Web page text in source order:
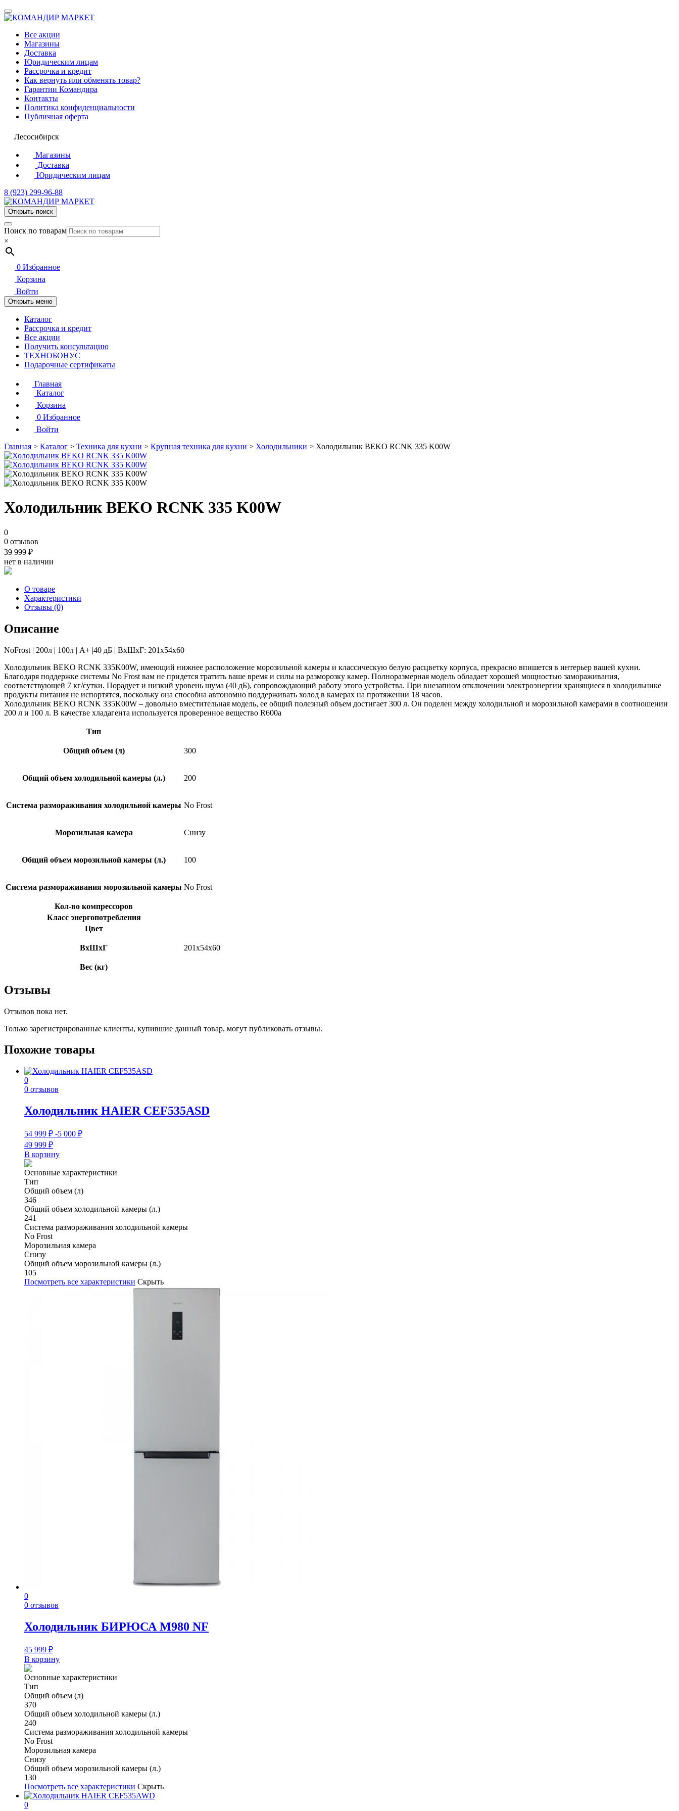
Все акции
Магазины
Доставка
Юридическим лицам
Рассрочка и кредит
Как вернуть или обменять товар?
Гарантии Командира
Контакты
Политика конфиденциальности
Публичная оферта
Лесосибирск
Магазины
Доставка
Юридическим лицам
8 (923) 299-96-88
Открыть поиск
Поиск по товарам
×
0 Избранное
Корзина
Войти
Открыть меню
Каталог
Рассрочка и кредит
Все акции
Получить консультацию
ТЕХНОБОНУС
Подарочные сертификаты
Главная
Каталог
Корзина
0 Избранное
Войти
Главная > Каталог > Техника для кухни > Крупная техника для кухни > Холодильники > Холодильник BEKO RCNK 335 K00W
Холодильник BEKO RCNK 335 K00W
0
0 отзывов
39 999 ₽
нет в наличии
О товаре
Характеристики
Отзывы (0)
Описание
NoFrost | 200л | 100л | A+ |40 дБ | ВхШхГ: 201х54х60
Холодильник BEKO RCNK 335K00W, имеющий нижнее расположение морозильной камеры и классическую белую расцветку корпуса, прекрасно впишется в интерьер вашей кухни.
Благодаря поддержке системы No Frost вам не придется тратить ваше время и силы на разморозку камер. Полноразмерная модель обладает хорошей мощностью замораживания,
соответствующей 7 кг/сутки. Порадует и низкий уровень шума (40 дБ), сопровождающий работу этого устройства. При внезапном отключении электроэнергии хранящиеся в холодильнике
продукты питания не испортятся, поскольку она способна автономно поддерживать холод в камерах на протяжении 18 часов.
Холодильник BEKO RCNK 335K00W – довольно вместительная модель, ее общий полезный объем достигает 300 л. Он поделен между холодильной и морозильной камерами в соотношении
200 л и 100 л. В качестве хладагента используется проверенное вещество R600a
Тип
Общий объем (л) 300
Общий объем холодильной камеры (л.) 200
Система размораживания холодильной камеры No Frost
Морозильная камера Снизу
Общий объем морозильной камеры (л.) 100
Система размораживания морозильной камеры No Frost
Кол-во компрессоров
Класс энергопотребления
Цвет
ВхШхГ 201х54х60
Вес (кг)
Отзывы
Отзывов пока нет.
Только зарегистрированные клиенты, купившие данный товар, могут публиковать отзывы.
Похожие товары
0
0 отзывов
Холодильник HAIER CEF535ASD
54 999 ₽ -5 000 ₽
49 999 ₽
В корзину
Основные характеристики
Тип
Общий объем (л)
346
Общий объем холодильной камеры (л.)
241
Система размораживания холодильной камеры
No Frost
Морозильная камера
Снизу
Общий объем морозильной камеры (л.)
105
Посмотреть все характеристики Скрыть
0
0 отзывов
Холодильник БИРЮСА M980 NF
45 999 ₽
В корзину
Основные характеристики
Тип
Общий объем (л)
370
Общий объем холодильной камеры (л.)
240
Система размораживания холодильной камеры
No Frost
Морозильная камера
Снизу
Общий объем морозильной камеры (л.)
130
Посмотреть все характеристики Скрыть
0